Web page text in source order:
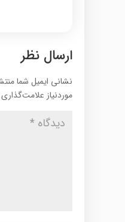
ارسال نظر
نشانی ایمیل شما
موردنیاز